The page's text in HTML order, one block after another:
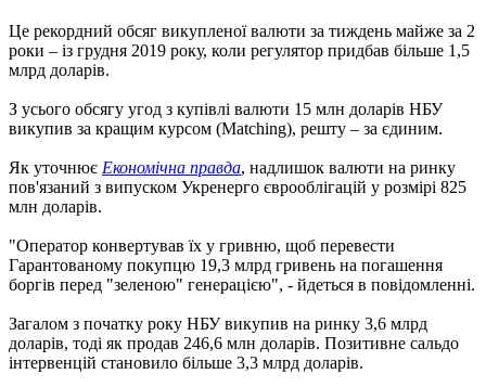
Це рекордний обсяг викупленої валюти за тиждень майже за 2
роки – із грудня 2019 року, коли регулятор придбав більше 1,5
млрд доларів.
З усього обсягу угод з купівлі валюти 15 млн доларів НБУ
викупив за кращим курсом (Matching), решту – за єдиним.
Як уточнює Економічна правда, надлишок валюти на ринку
пов'язаний з випуском Укренерго єврооблігацій у розмірі 825
млн доларів.
"Оператор конвертував їх у гривню, щоб перевести
Гарантованому покупцю 19,3 млрд гривень на погашення
боргів перед "зеленою" генерацією", - йдеться в повідомленні.
Загалом з початку року НБУ викупив на ринку 3,6 млрд
доларів, тоді як продав 246,6 млн доларів. Позитивне сальдо
інтервенцій становило більше 3,3 млрд доларів.